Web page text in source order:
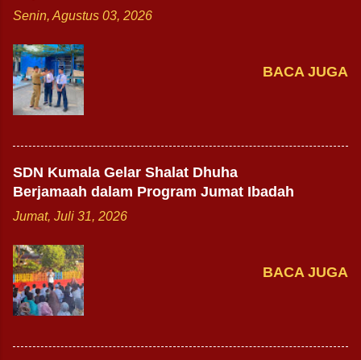
Senin, Agustus 03, 2026
BACA JUGA
SDN Kumala Gelar Shalat Dhuha
Berjamaah dalam Program Jumat Ibadah
Jumat, Juli 31, 2026
BACA JUGA